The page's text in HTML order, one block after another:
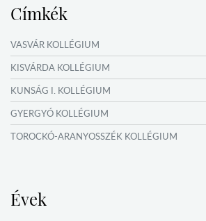
Címkék
VASVÁR KOLLÉGIUM
KISVÁRDA KOLLÉGIUM
KUNSÁG I. KOLLÉGIUM
GYERGYÓ KOLLÉGIUM
TOROCKÓ-ARANYOSSZÉK KOLLÉGIUM
GARAM MENTI KOLLÉGIUM
Évek